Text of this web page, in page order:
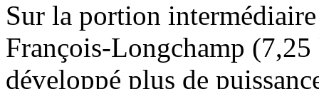
Sur la portion
François-Longchamp
développé plus de